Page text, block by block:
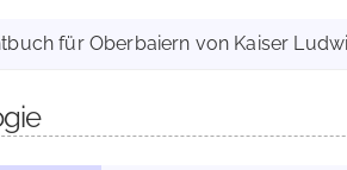
für Oberbaiern von Kaiser